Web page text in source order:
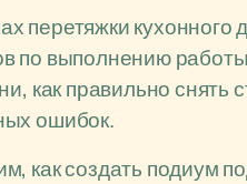
перетяжки кухонного
по выполнению
как правильно снять
ошибок.
как создать подиум